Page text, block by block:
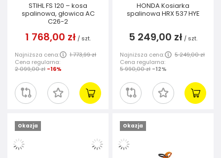
STIHL FS 120 – kosa
spalinowa, głowica AC
C26-2
1 768,00 zł / szt.
Najniższa cena:
1 773,99 zł
Cena regularna:
2 099,00 zł -16%
HONDA Kosiarka
spalinowa HRX 537 HYE
5 249,00 zł / szt.
Najniższa cena:
5 249,00 zł
Cena regularna:
5 990,00 zł -12%
Okazja Okazja